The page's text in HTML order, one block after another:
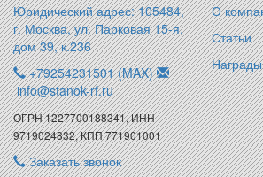
Юридический адрес: 105484,
г. Москва, ул. Парковая 15-я,
дом 39, к.236
+79254231501 (MAX)
info@stanok-rf.ru
ОГРН 1227700188341, ИНН
9719024832, КПП 771901001
Заказать звонок
О
Статьи